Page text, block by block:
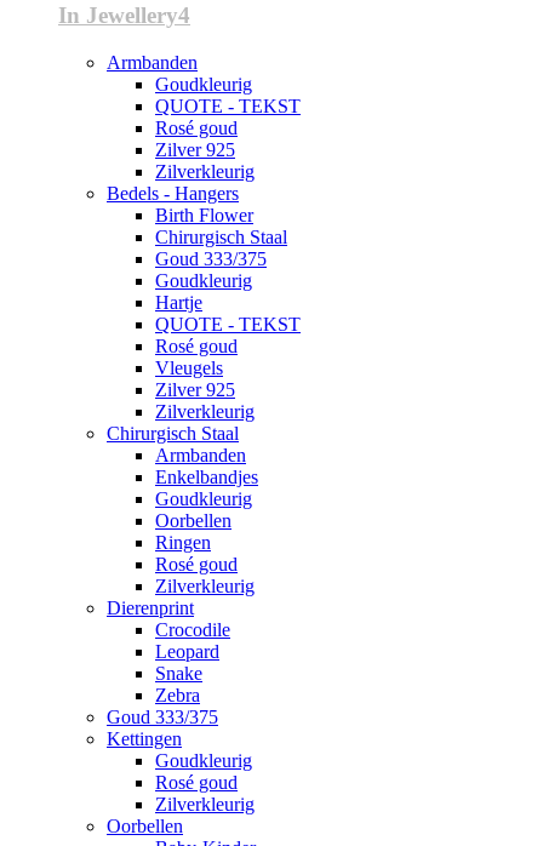
In Jewellery4
Armbanden
Goudkleurig
QUOTE - TEKST
Rosé goud
Zilver 925
Zilverkleurig
Bedels - Hangers
Birth Flower
Chirurgisch Staal
Goud 333/375
Goudkleurig
Hartje
QUOTE - TEKST
Rosé goud
Vleugels
Zilver 925
Zilverkleurig
Chirurgisch Staal
Armbanden
Enkelbandjes
Goudkleurig
Oorbellen
Ringen
Rosé goud
Zilverkleurig
Dierenprint
Crocodile
Leopard
Snake
Zebra
Goud 333/375
Kettingen
Goudkleurig
Rosé goud
Zilverkleurig
Oorbellen